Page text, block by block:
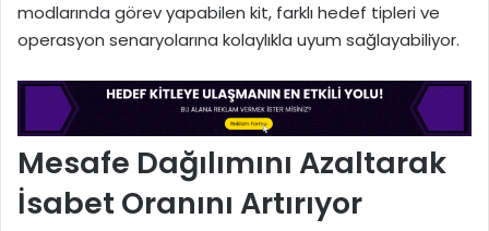
modlarında görev yapabilen kit, farklı hedef tipleri ve
operasyon senaryolarına kolaylıkla uyum sağlayabiliyor.
Mesafe Dağılımını Azaltarak
İsabet Oranını Artırıyor